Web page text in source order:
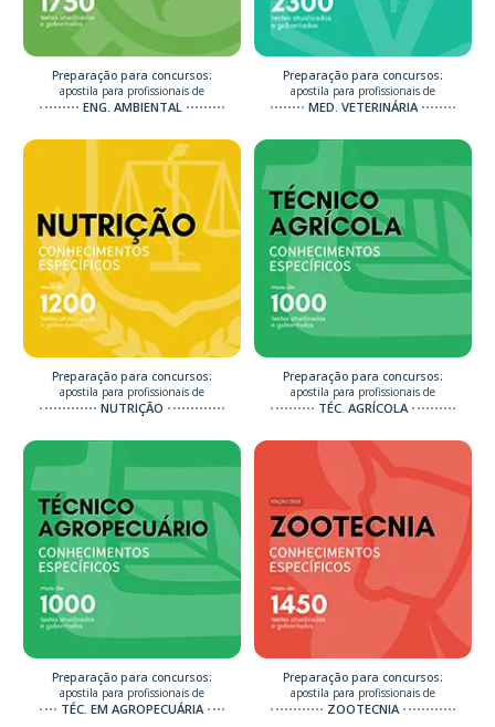
Preparação para concursos:
apostila para profissionais de
ENG. AMBIENTAL
Preparação para concursos:
apostila para profissionais de
MED. VETERINÁRIA
Preparação para concursos:
apostila para profissionais de
NUTRIÇÃO
Preparação para concursos:
apostila para profissionais de
TÉC. AGRÍCOLA
Preparação para concursos:
apostila para profissionais de
TÉC. EM AGROPECUÁRIA
Preparação para concursos:
apostila para profissionais de
ZOOTECNIA